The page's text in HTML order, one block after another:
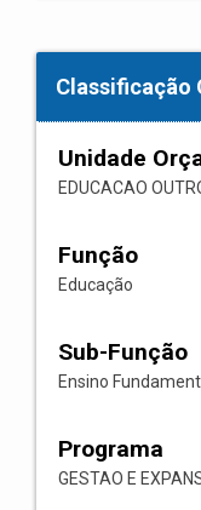
Classificação
Unidade
EDUCACAO
Função
Educação
Sub-Função
Ensino
Programa
GESTAO E